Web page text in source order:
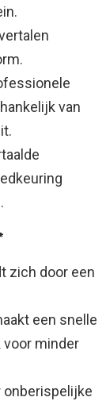
van
zich door een
een snelle
minder